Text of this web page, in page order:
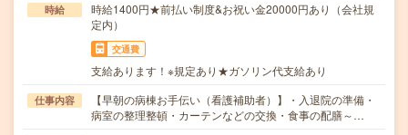
時給
時給1400円★前払い制度&お祝い金20000円あり（会社規
定内）
交通費
支給あります！※規定あり★ガソリン代支給あり
仕事内容
【早朝の病棟お手伝い（看護補助者）】・入退院の準備・
病室の整理整頓・カーテンなどの交換・食事の配膳～…